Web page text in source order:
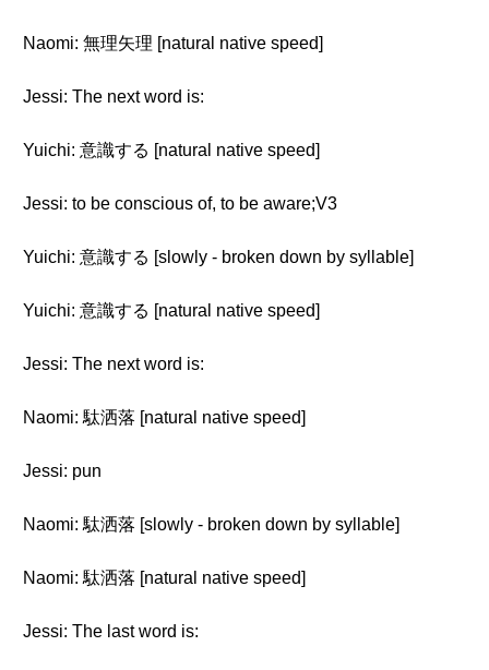
Naomi: 無理矢理 [natural native speed]
Jessi: The next word is:
Yuichi: 意識する [natural native speed]
Jessi: to be conscious of, to be aware;V3
Yuichi: 意識する [slowly - broken down by syllable]
Yuichi: 意識する [natural native speed]
Jessi: The next word is:
Naomi: 駄洒落 [natural native speed]
Jessi: pun
Naomi: 駄洒落 [slowly - broken down by syllable]
Naomi: 駄洒落 [natural native speed]
Jessi: The last word is: